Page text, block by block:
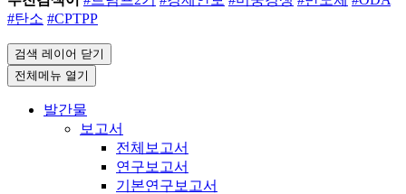
#탄소 #CPTPP
검색 레이어 닫기
전체메뉴 열기
발간물
보고서
전체보고서
연구보고서
기본연구보고서